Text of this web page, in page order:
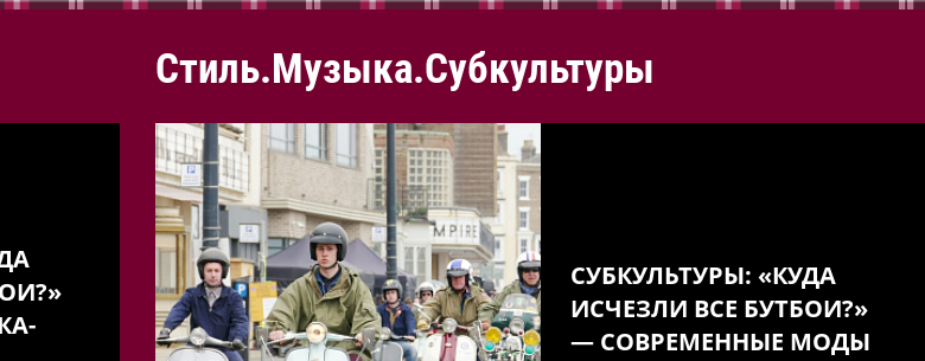
Стиль.Музыка.Субкультуры
СУБКУЛЬТУРЫ: «КУДА
ИСЧЕЗЛИ ВСЕ БУТБОИ?»
— СОВРЕМЕННЫЕ МОДЫ